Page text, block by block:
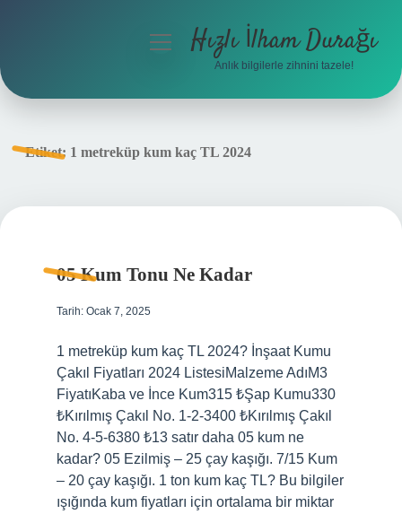
menüyüHızlı İlham Durağı
Anlık bilgilerle zihnini tazele!
Etiket: 1 metreküp kum kaç TL 2024
05 Kum Tonu Ne Kadar
Tarih: Ocak 7, 2025
1 metreküp kum kaç TL 2024? İnşaat Kumu
Çakıl Fiyatları 2024 ListesiMalzeme AdıM3
FiyatıKaba ve İnce Kum315 ₺Şap Kumu330
₺Kırılmış Çakıl No. 1-2-3400 ₺Kırılmış Çakıl
No. 4-5-6380 ₺13 satır daha 05 kum ne
kadar? 05 Ezilmiş – 25 çay kaşığı. 7/15 Kum
– 20 çay kaşığı. 1 ton kum kaç TL? Bu bilgiler
ışığında kum fiyatları için ortalama bir miktar